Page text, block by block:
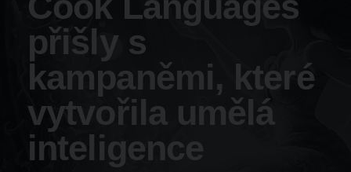
přišly s
kampaněmi, které
vytvořila umělá
inteligence